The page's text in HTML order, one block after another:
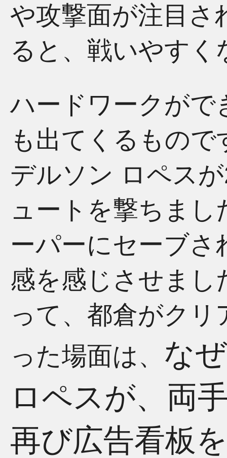
や攻撃面が注目さ
ると、戦いやすく
ハードワークがで
も出てくるもの
デルソン ロペス
ュートを撃ちま
ーパーにセーブさ
感を感じさせまし
って、都倉がク
った場面は、 な
ロペスが、両
再び広告看板